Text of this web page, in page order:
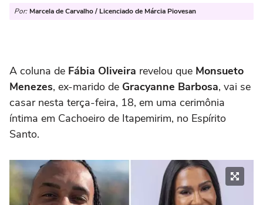
Por: Marcela de Carvalho / Licenciado de Márcia Piovesan
A coluna de Fábia Oliveira revelou que Monsueto
Menezes, ex-marido de Gracyanne Barbosa, vai se
casar nesta terça-feira, 18, em uma cerimônia
íntima em Cachoeiro de Itapemirim, no Espírito
Santo.